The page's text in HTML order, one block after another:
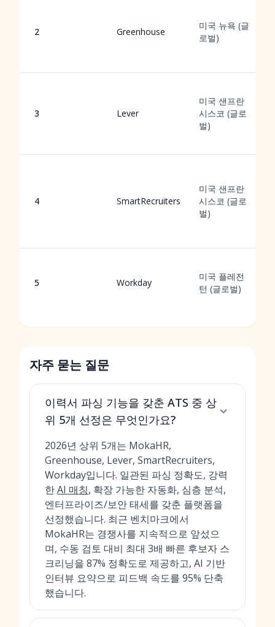
2 Greenhouse
미국 뉴욕 (글
로벌)
3 Lever
미국 샌프란
시스코 (글로
벌)
4 SmartRecruiters
미국 샌프란
시스코 (글로
벌)
5 Workday
미국 플레전
턴 (글로벌)
자주 묻는 질문
이력서 파싱 기능을 갖춘 ATS 중 상
위 5개 선정은 무엇인가요?
2026년 상위 5개는 MokaHR,
Greenhouse, Lever, SmartRecruiters,
Workday입니다. 일관된 파싱 정확도, 강력
한AI 매칭, 확장 가능한 자동화, 심층 분석,
엔터프라이즈/보안 태세를 갖춘 플랫폼을
선정했습니다. 최근 벤치마크에서
MokaHR는 경쟁사를 지속적으로 앞섰으
며, 수동 검토 대비 최대 3배 빠른 후보자 스
크리닝을 87% 정확도로 제공하고, AI 기반
인터뷰 요약으로 피드백 속도를 95% 단축
했습니다.